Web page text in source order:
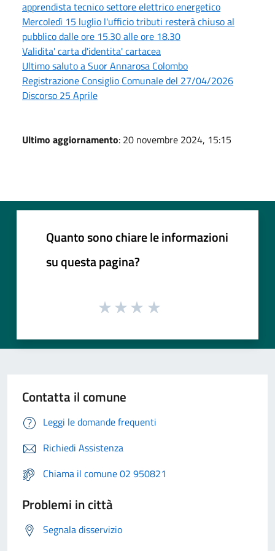
apprendista tecnico settore elettrico energetico
Mercoledì 15 luglio l'ufficio tributi resterà chiuso al
pubblico dalle ore 15.30 alle ore 18.30
Validita' carta d'identita' cartacea
Ultimo saluto a Suor Annarosa Colombo
Registrazione Consiglio Comunale del 27/04/2026
Discorso 25 Aprile
Ultimo aggiornamento: 20 novembre 2024, 15:15
Quanto sono chiare le informazioni
su questa pagina?
Contatta il comune
Leggi le domande frequenti
Richiedi Assistenza
Chiama il comune 02 950821
Problemi in città
Segnala disservizio